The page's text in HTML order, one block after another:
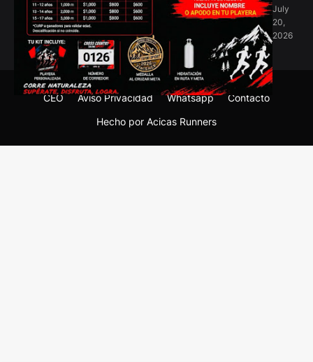
July
20,
2026
Hecho por Acicas Runners
CEO Aviso Privacidad Whatsapp Contacto